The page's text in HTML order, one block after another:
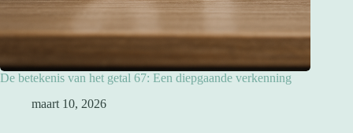
De betekenis van het getal 67: Een diepgaande verkenning
maart 10, 2026